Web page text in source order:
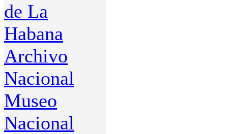
de La
Habana
Archivo
Nacional
Museo
Nacional